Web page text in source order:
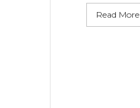
Read More